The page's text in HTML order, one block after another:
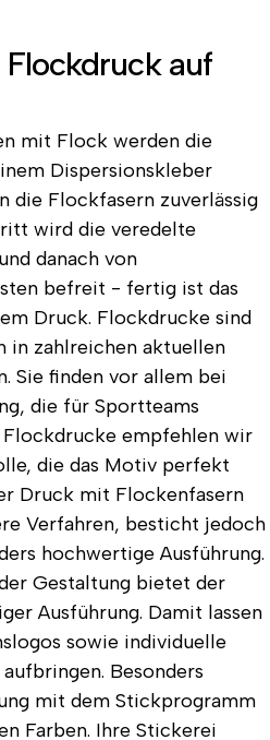
auf
mit Flock werden die
Dispersionskleber
die Flockfasern zuverlässig
wird die veredelte
danach von
befreit - fertig ist das
Druck. Flockdrucke sind
in zahlreichen aktuellen
Sie finden vor allem bei
die für Sportteams
empfehlen wir
die das Motiv perfekt
Druck mit Flockenfasern
Verfahren, besticht jedoch
hochwertige Ausführung.
Gestaltung bietet der
Ausführung. Damit lassen
sowie individuelle
Besonders
mit dem Stickprogramm
Farben. Ihre Stickerei